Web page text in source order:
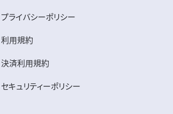
プライバシーポリシー
利用規約
決済利用規約
セキュリティーポリシー